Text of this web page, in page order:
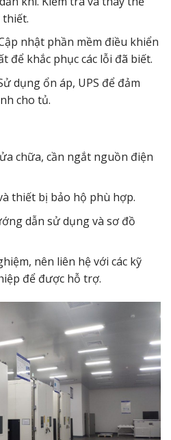
thiết.
nhật phần mềm điều khiển
để khắc phục các lỗi đã biết.
dụng ổn áp, UPS để đảm
cho tủ.
chữa, cần ngắt nguồn điện
thiết bị bảo hộ phù hợp.
dẫn sử dụng và sơ đồ
nên liên hệ với các kỹ
để được hỗ trợ.